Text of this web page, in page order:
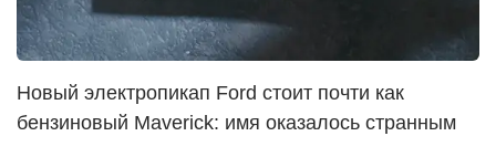
Новый электропикап Ford стоит почти как
бензиновый Maverick: имя оказалось странным